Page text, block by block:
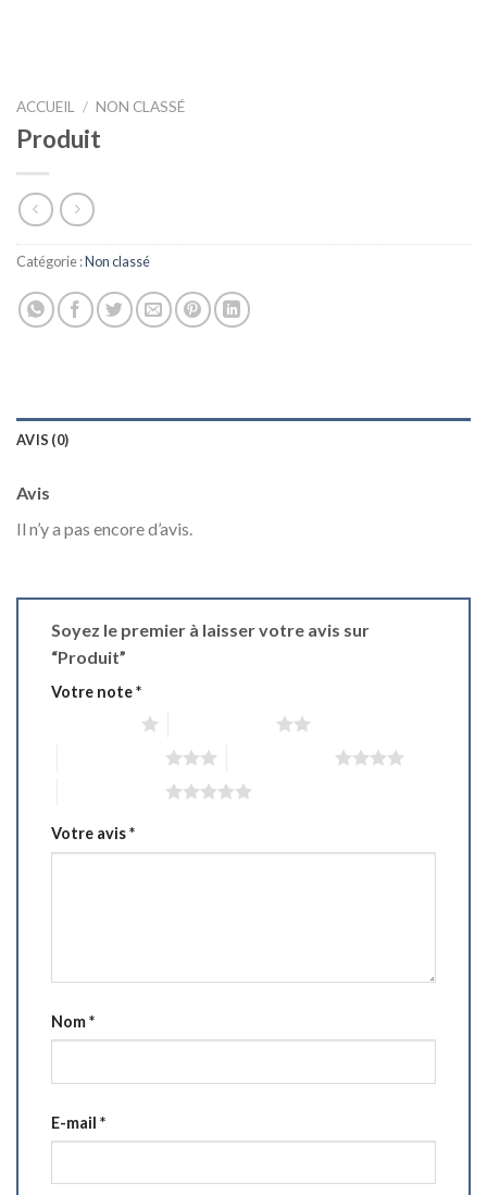
ACCUEIL / NON CLASSÉ
Produit
Catégorie :Non classé
AVIS (0)
Avis
Il n’y a pas encore d’avis.
Soyez le premier à laisser votre avis sur
“Produit”
Votre note*
Votre avis*
Nom*
E-mail *